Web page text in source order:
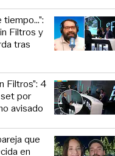
Filtros y
tras
Filtros”: 4
por
avisado
que
en